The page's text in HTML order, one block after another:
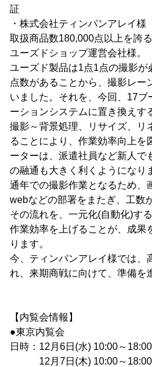
証
・株式会社ティンパンアレイ様
取扱商品数180,000点以上を誇
ユーズドショップ運営会社様。
ユーズド製品は1点1点の撮影が
点数があることから、撮影レー
いました。それを、今回、17ブ
ーションシステムに置き換えす
撮影～背景処理、リサイズ、リ
ることにより、作業効率向上を
ーターは、派遣社員など新人で
の融通も大きく利くようになり
通年での撮影作業となるため、
webなどの部署をまたぎ、工数
その流れを、一元化(自動化)す
作業効率を上げることが、成果
ります。
今、ティンパンアレイ様では、
れ、来期商戦に向けて、準備を
【内覧会情報】
●東京内覧会
日時：12月6日(水) 10:00～18:00
12月7日(木) 10:00～18:00